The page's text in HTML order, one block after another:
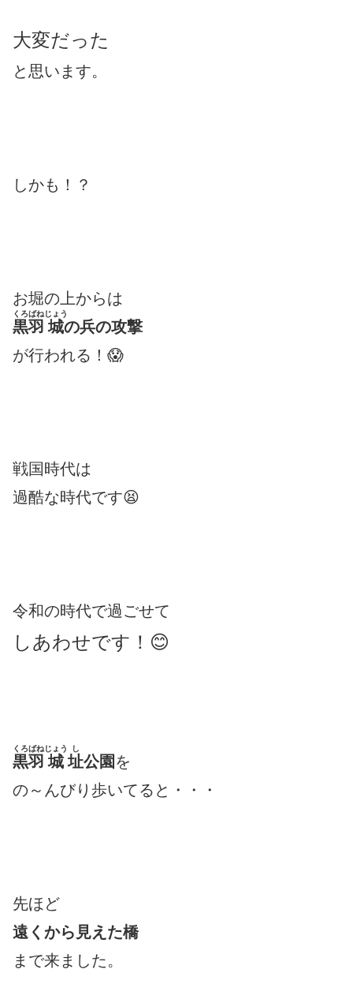
大変だった
と思います。
しかも！？
お堀の上からは
黒羽
くろばね
城
じょう
の兵の攻撃
が行われる！😱
戦国時代は
過酷な時代です😫
令和の時代で過ごせて
しあわせです！😊
黒羽
くろばね
城
じょう
址
し
公園 を
の～んびり歩いてると・・・
先ほど
遠くから見えた橋
まで来ました。